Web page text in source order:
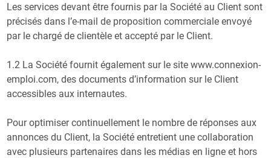
Les services devant être fournis par la Société au Client sont
précisés dans l’e-mail de proposition commerciale envoyé
par le chargé de clientèle et accepté par le Client.
1.2 La Société fournit également sur le site www.connexion-
emploi.com, des documents d’information sur le Client
accessibles aux internautes.
Pour optimiser continuellement le nombre de réponses aux
annonces du Client, la Société entretient une collaboration
avec plusieurs partenaires dans les médias en ligne et hors